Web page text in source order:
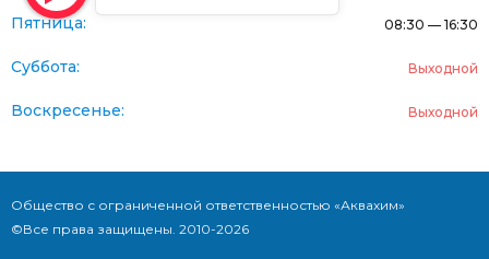
Пятница: 08:30 — 16:30
Суббота: Выходной
Воскресенье: Выходной
Общество с ограниченной ответственностью «Аквахим»
©Все права защищены. 2010-2026